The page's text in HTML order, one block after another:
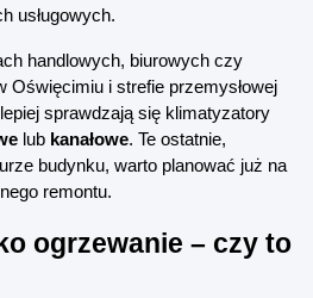
usługowych.
handlowych, biurowych czy
Oświęcimiu i strefie przemysłowej
lub kanałowe. Te ostatnie,
budynku, warto planować już na
remontu.
ogrzewanie – czy to